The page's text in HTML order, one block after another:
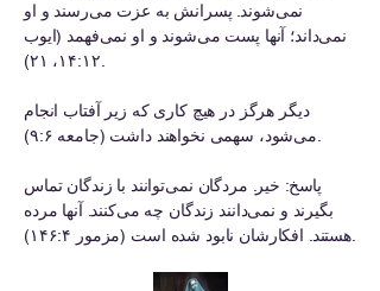
نمی‌شوند. پسرانش به عزت می‌رسند و او
نمی‌داند؛ آنها پست می‌شوند و او نمی‌فهمد (ایوب
دیگر هرگز در هیچ کاری که زیر آفتاب انجام
پاسخ: خیر. مردگان نمی‌توانند با زندگان تماس
بگیرند و نمی‌دانند زندگان چه می‌کنند. آنها مرده